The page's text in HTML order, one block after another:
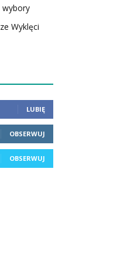
wybory
Wyklęci
LUBIĘ
OBSERWUJ
OBSERWUJ